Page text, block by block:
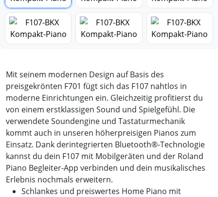
Mit seinem modernen Design auf Basis des
preisgekrönten F701 fügt sich das F107 nahtlos in
moderne Einrichtungen ein. Gleichzeitig profitierst du
von einem erstklassigen Sound und Spielgefühl. Die
verwendete Soundengine und Tastaturmechanik
kommt auch in unseren höherpreisigen Pianos zum
Einsatz. Dank derintegrierten Bluetooth®-Technologie
kannst du dein F107 mit Mobilgeräten und der Roland
Piano Begleiter-App verbinden und dein musikalisches
Erlebnis nochmals erweitern.
Schlankes und preiswertes Home Piano mit